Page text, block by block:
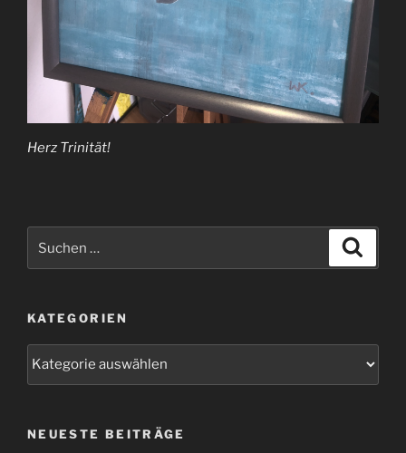
Herz Trinität!
KATEGORIEN
NEUESTE BEITRÄGE